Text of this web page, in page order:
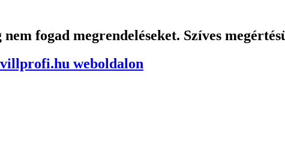
fogad megrendeléseket. Szíves
weboldalon